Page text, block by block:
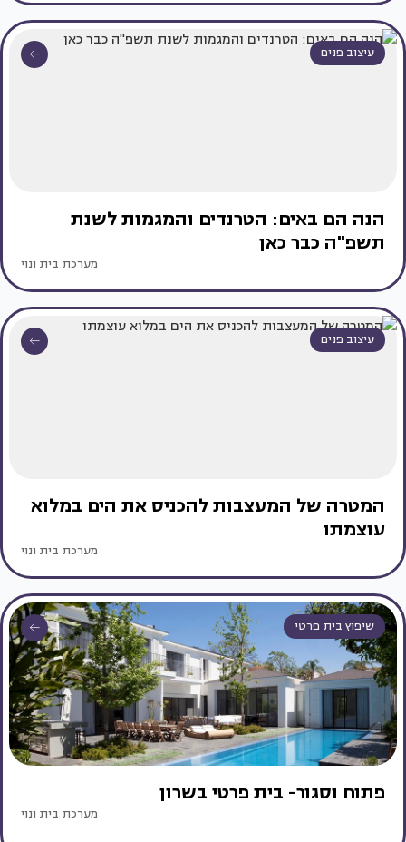
עיצוב פנים
הנה הם באים: הטרנדים והמגמות לשנת
תשפ"ה כבר כאן
מערכת בית ונוי
עיצוב פנים
המטרה של המעצבות להכניס את הים במלוא
עוצמתו
מערכת בית ונוי
שיפוץ בית פרטי
פתוח וסגור- בית פרטי בשרון
מערכת בית ונוי